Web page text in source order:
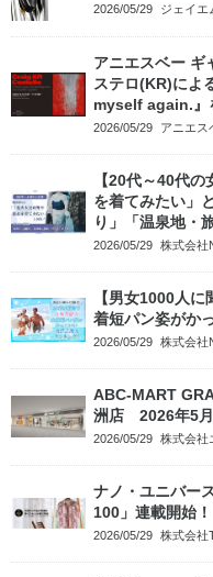
2026/05/29 ジェイエ
アニエスベー ギ
ステロ(KR)に
myself again.』
2026/05/29 アニエス
【20代～40代
を着てみたい」
り」「温泉地・
2026/05/29 株式会社
【男女1000人
着短パン姿がか
2026/05/29 株式会社
ABC-MART
洲店 2026年5月
2026/05/29 株式会社
ナノ・ユニバー
100」連載開始！
2026/05/29 株式会社